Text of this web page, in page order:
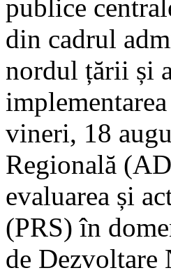
publice
din cadrul
nordul țării și
vineri, 18
Regională
evaluarea și
(PRS) în
de Dezvoltare